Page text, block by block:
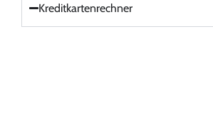
Kreditkartenrechner